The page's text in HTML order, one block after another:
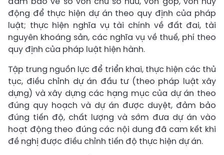
động để thực hiện dự án theo quy định của pháp
luật; thực hiện nghĩa vụ tài chính về đất đai, tài
nguyên khoáng sản, các nghĩa vụ về thuế, phí theo
quy định của pháp luật hiện hành.
Tập trung nguồn lực để triển khai, thực hiện các thủ
tục, điều chỉnh dự án đầu tư (theo pháp luật xây
dựng) và xây dựng các hạng mục của dự án theo
đúng quy hoạch và dự án được duyệt, đảm bảo
đúng tiến độ, chất lượng và sớm đưa dự án vào
hoạt động theo đúng các nội dung đã cam kết khi
đề nghị được điều chỉnh tiến độ thực hiện dự án.